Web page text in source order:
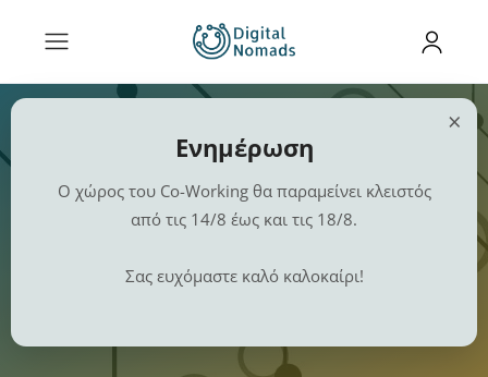
Μετακίνηση
×
Ενημέρωση
Ο χώρος του Co-Working θα παραμείνει κλειστός
από τις 14/8 έως και τις 18/8.
Σας ευχόμαστε καλό καλοκαίρι!